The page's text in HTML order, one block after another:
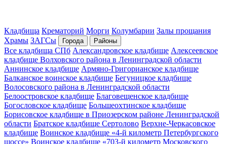
Кладбища Крематорий Морги Колумбарии Залы прощания
Храмы ЗАГСы Города Районы
Все кладбища СПб Александровское кладбище Алексеевское
кладбище Волховского района в Ленинградской области
Аннинское кладбище Армяно-Григорианское кладбище
Балканское воинское кладбище Бегуницкое кладбище
Волосовского района в Ленинградской области
Белоостровское кладбище Благовещенское кладбище
Богословское кладбище Большеохтинское кладбище
Борисовское кладбище в Приозерском районе Ленинградской
области Братское кладбище Сертолово Верхне-Черкасовское
кладбище Воинское кладбище «4-й километр Петербургского
шоссе» Воинское кладбище «703-й километр Московского